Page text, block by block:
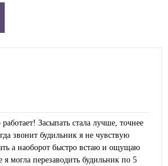
Засыпать стала лучше, точнее
звонит будильник я не чувствую
а наоборот быстро встаю и ощущаю
я могла перезаводить будильник по 5